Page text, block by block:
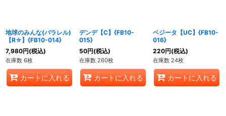
地球のみんな(パラレル)
【R☆】{FB10-014}
7,980円(税込)
在庫数 6枚
カートに入れる
デンデ【C】{FB10-
015}
50円(税込)
在庫数 260枚
カートに入れる
ベジータ【UC】{FB10-
016}
220円(税込)
在庫数 24枚
カートに入れる